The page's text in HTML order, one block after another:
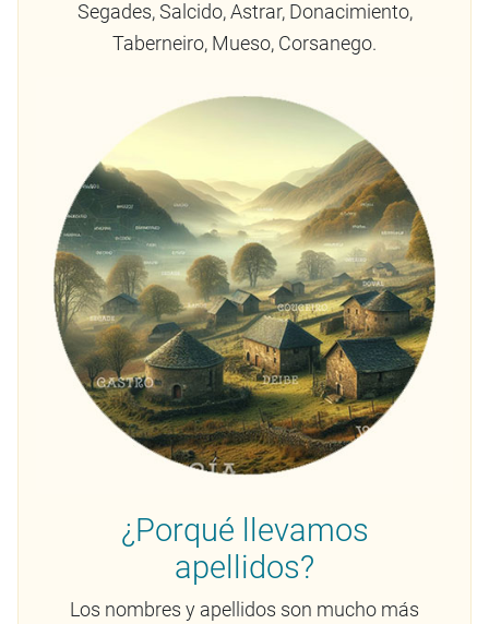
Segades, Salcido, Astrar, Donacimiento,
Taberneiro, Mueso, Corsanego.
¿Porqué llevamos
apellidos?
Los nombres y apellidos son mucho más